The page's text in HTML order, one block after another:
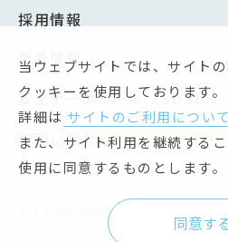
採用情報
新着情報
安全データシート（SDS）
お問い合わせ
サイトのご利用について
当ウェブサイトでは、サイト
クッキーを使用しております。
詳細は サイトのご利用について
また、サイト利用を継続する
使用に同意するものとします。
同意す